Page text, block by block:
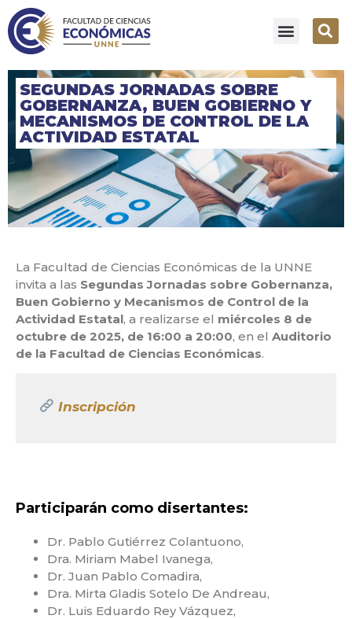
SEGUNDAS JORNADAS SOBRE
GOBERNANZA, BUEN GOBIERNO Y
MECANISMOS DE CONTROL DE LA
ACTIVIDAD ESTATAL
La Facultad de Ciencias Económicas de la UNNE
invita a las Segundas Jornadas sobre Gobernanza,
Buen Gobierno y Mecanismos de Control de la
Actividad Estatal, a realizarse el miércoles 8 de
octubre de 2025, de 16:00 a 20:00, en el Auditorio
de la Facultad de Ciencias Económicas.
Inscripción
Participarán como disertantes:
Dr. Pablo Gutiérrez Colantuono,
Dra. Miriam Mabel Ivanega,
Dr. Juan Pablo Comadira,
Dra. Mirta Gladis Sotelo De Andreau,
Dr. Luis Eduardo Rey Vázquez,